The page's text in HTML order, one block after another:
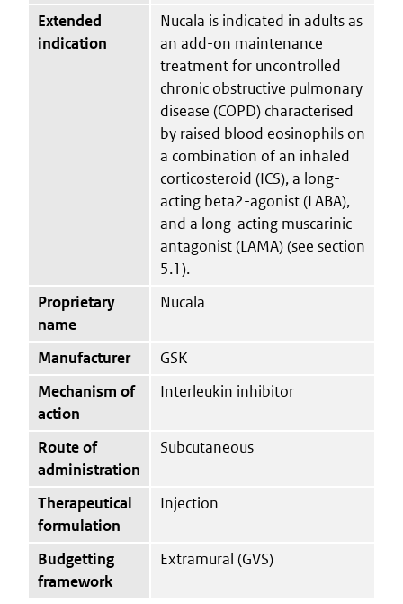
Extended
indication
Nucala is indicated in adults as
an add-on maintenance
treatment for uncontrolled
chronic obstructive pulmonary
disease (COPD) characterised
by raised blood eosinophils on
a combination of an inhaled
corticosteroid (ICS), a long-
acting beta2-agonist (LABA),
and a long-acting muscarinic
antagonist (LAMA) (see section
5.1).
Proprietary
name
Nucala
Manufacturer
GSK
Mechanism of
action
Interleukin inhibitor
Route of
administration
Subcutaneous
Therapeutical
formulation
Injection
Budgetting
framework
Extramural (GVS)